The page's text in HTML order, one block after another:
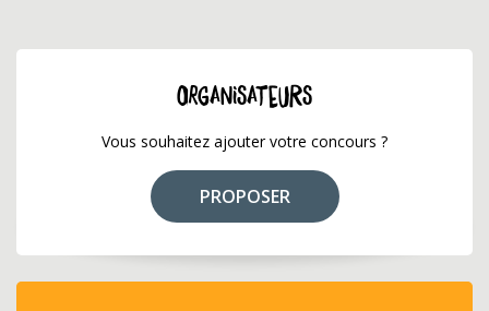
ORGANISATEURS
Vous souhaitez ajouter votre concours ?
PROPOSER